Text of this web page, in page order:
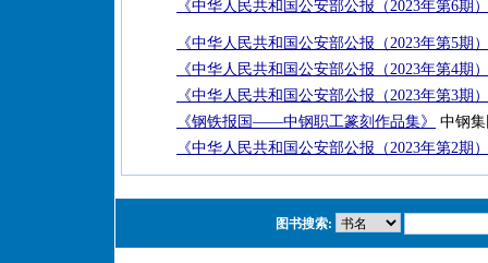
《中华人民共和国公安部公报（2023年第6期
《中华人民共和国公安部公报（2023年第5期
《中华人民共和国公安部公报（2023年第4期
《中华人民共和国公安部公报（2023年第3期
《钢铁报国——中钢职工篆刻作品集》
中钢
《中华人民共和国公安部公报（2023年第2期
图书搜索: